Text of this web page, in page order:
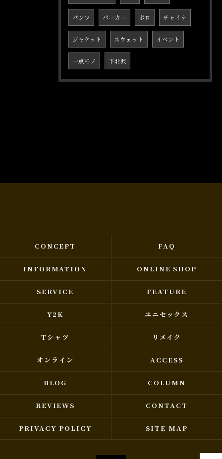
パンツ パーカー ボロ チャイナ
ジャケット スウェット イベント
一点モノ 下北沢
CONCEPT FAQ
INFORMATION ONLINE SHOP
SERVICE FEATURE
Y2K ユニセックス
Tシャツ リメイク
オンライン ACCESS
BLOG COLUMN
REVIEWS CONTACT
PRIVACY POLICY SITE MAP